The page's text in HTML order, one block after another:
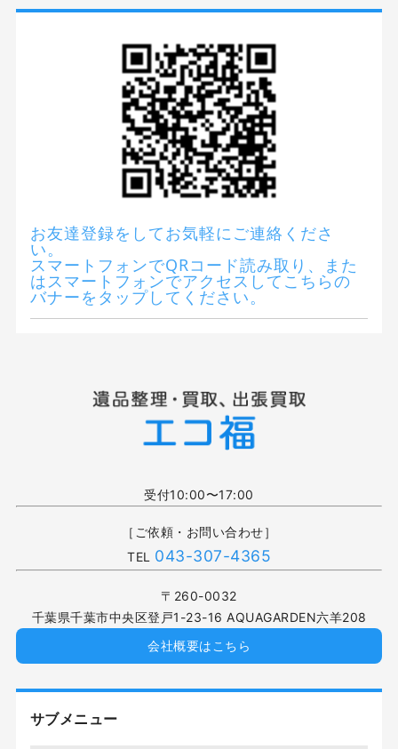
お友達登録をしてお気軽にご連絡くださ
い。
スマートフォンでQRコード読み取り、また
はスマートフォンでアクセスしてこちらの
バナーをタップしてください。
受付10:00〜17:00
［ご依頼・お問い合わせ］
TEL 043-307-4365
〒260-0032
千葉県千葉市中央区登戸1-23-16 AQUAGARDEN六羊208
会社概要はこちら
サブメニュー